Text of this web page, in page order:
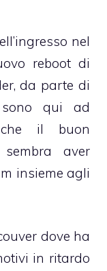
nel
reboot di
da parte di
sono qui ad
il buon
sembra aver
insieme agli
dove ha
in ritardo